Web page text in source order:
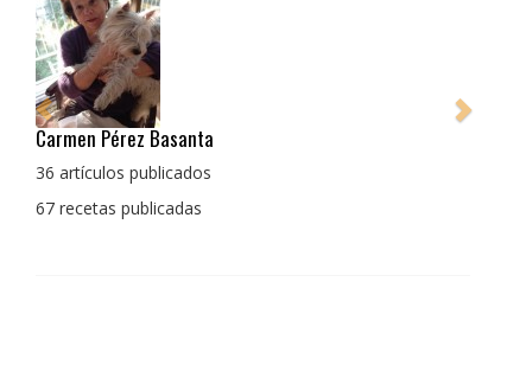
Pedro Manuel Collado Cruz
La cocina para mi es producto bien tratado sin
con un toque diferente